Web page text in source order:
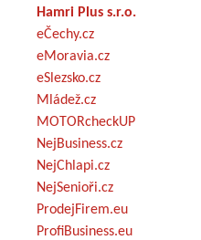
Hamri Plus s.r.o.
eČechy.cz
eMoravia.cz
eSlezsko.cz
Mládež.cz
MOTORcheckUP
NejBusiness.cz
NejChlapi.cz
NejSenioři.cz
ProdejFirem.eu
ProfiBusiness.eu